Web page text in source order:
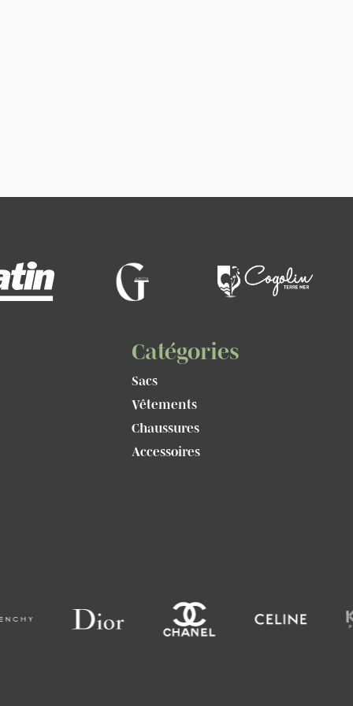
Catégories
Sacs
Vêtements
Chaussures
Accessoires